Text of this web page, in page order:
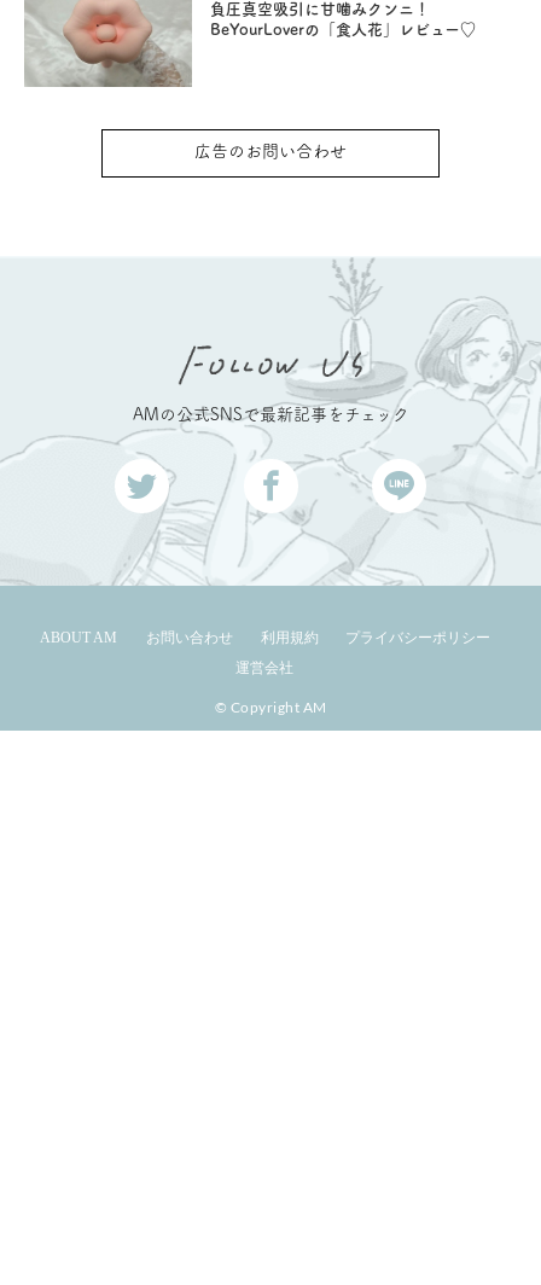
負圧真空吸引に甘噛みクンニ！
BeYourLoverの「食人花」レビュー♡
広告のお問い合わせ
AMの公式SNSで最新記事をチェック
ABOUT AM お問い合わせ 利用規約
プライバシーポリシー
運営会社
© Copyright AM